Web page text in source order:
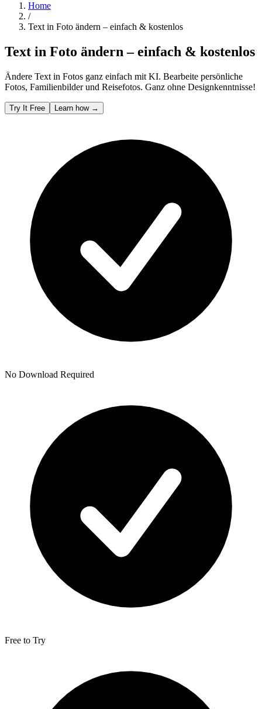
Home
/
Text in Foto ändern – einfach & kostenlos
Text in Foto ändern – einfach & kostenlos
Ändere Text in Fotos ganz einfach mit KI. Bearbeite persönliche
Fotos, Familienbilder und Reisefotos. Ganz ohne Designkenntnisse!
Try It Free Learn how →
No Download Required
Free to Try